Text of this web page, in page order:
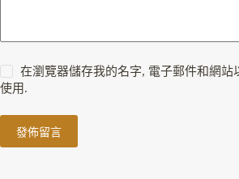
在瀏覽器儲存我的名字, 電子郵件和網站
使用.
發佈留言